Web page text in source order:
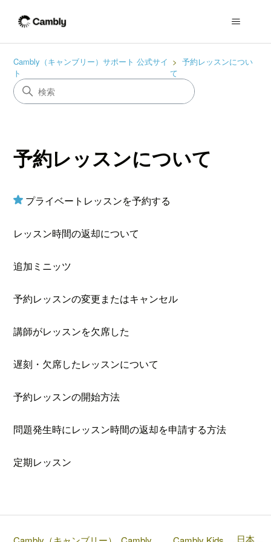
Cambly（キャンブリー）サポート 公式サイ
ト
予約レッスンについ
て
予約レッスンについて
プライベートレッスンを予約する
レッスン時間の返却について
追加ミニッツ
予約レッスンの変更またはキャンセル
講師がレッスンを欠席した
遅刻・欠席したレッスンについて
予約レッスンの開始方法
問題発生時にレッスン時間の返却を申請する方法
定期レッスン
日本